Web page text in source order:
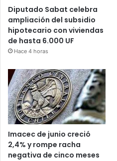
Diputado Sabat celebra
ampliación del subsidio
hipotecario con viviendas
de hasta 6.000 UF
Hace 4 horas
Imacec de junio creció
2,4% y rompe racha
negativa de cinco meses